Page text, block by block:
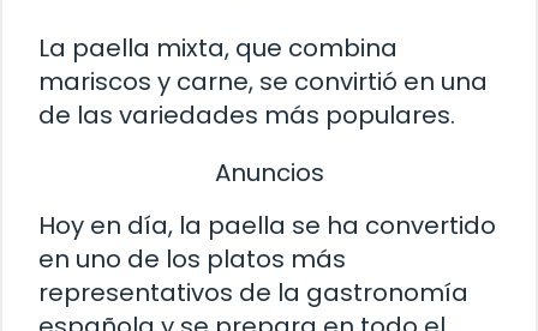
La paella mixta, que combina
mariscos y carne, se convirtió en una
de las variedades más populares.
Anuncios
Hoy en día, la paella se ha convertido
en uno de los platos más
representativos de la gastronomía